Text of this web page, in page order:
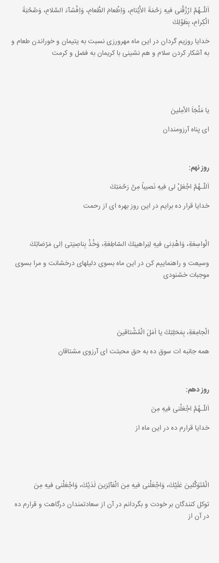
اَللّـهُمَّ ارْزُقْنى فيهِ رَحْمَةَ الاَْيْتامِ، وَاِطْعامَ الطَّعامِ، وَاِفْشآءَ السَّلامِ، وَصُحْبَةَ
الْكِرامِ، بِطَوْلِكَ
خدايا روزيم گردان در اين ماه مهرورزى نسبت به يتيمان و خوراندن طعام و
به آشكار كردن سلام و هم نشينى با كريمان به فضل و كرمت
يا مَلْجَاَ الاْمِلينَ
اى پناه آرزومندان
روز نهم:
اَللّـهُمَّ اجْعَلْ لى فيهِ نَصيباً مِنْ رَحْمَتِكَ
خدايا قرار ده برايم در اين روز بهره اى از رحمت
الْواسِعَةِ، وَاهْدِنى فيهِ لِبَراهينِكَ السّاطِعَةِ، وَخُذْ بِناصِيَتى اِلى مَرْضاتِكَ
وسيعت و راهنماييم كن در اين ماه بسوى دليلهاى درخشانت و مرا بسوى
موجبات خشنودى
الْجامِعَةِ، بِمَحَبَّتِكَ يا اَمَلَ الْمُشْتاقينَ
همه جانبه ات سوق ده به حق محبتت اى آرزوى مشتاقان
روز دهم:
اَللّـهُمَّ اجْعَلْنى فيهِ مِنَ
خدايا قرارم ده در اين ماه از
الْمُتَوَكِّلينَ عَلَيْكَ، وَاجْعَلْنى فيهِ مِنَ الْفآئِزينَ لَدَيْكَ، وَاجْعَلْنى فيهِ مِنَ
توكل كنندگان بر خودت و بگردانم در آن از سعادتمندان درگاهت و قرارم ده
در آن از